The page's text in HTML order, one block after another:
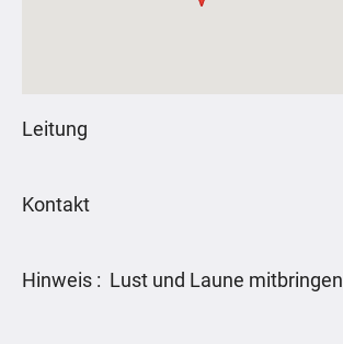
Leitung
Kontakt
Hinweis : Lust und Laune mitbringen